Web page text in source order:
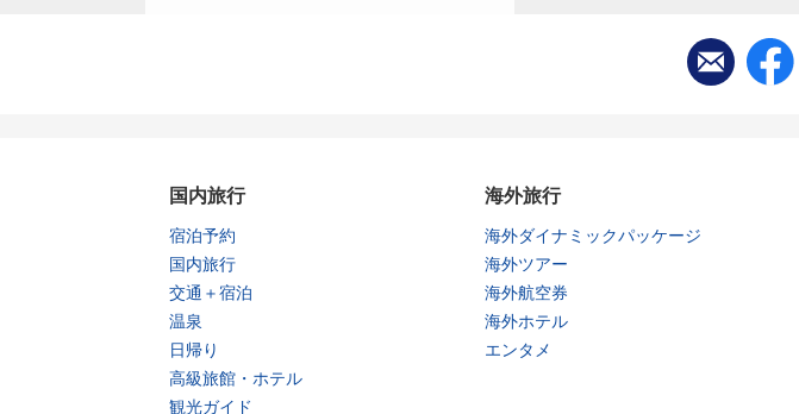
国内旅行
宿泊予約
国内旅行
交通＋宿泊
温泉
日帰り
高級旅館・ホテル
観光ガイド
海外旅行
海外ダイナミックパッケージ
海外ツアー
海外航空券
海外ホテル
エンタメ